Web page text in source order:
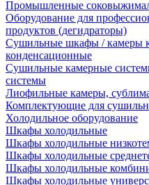
Промышленные
Оборудование для
продуктов (дегидраторы)
Сушильные шкафы / камеры
конденсационные
Сушильные камерные
системы
Лиофильные камеры,
Комплектующие для
Холодильное оборудование
Шкафы холодильные
Шкафы холодильные
Шкафы холодильные
Шкафы холодильные
Шкафы холодильные